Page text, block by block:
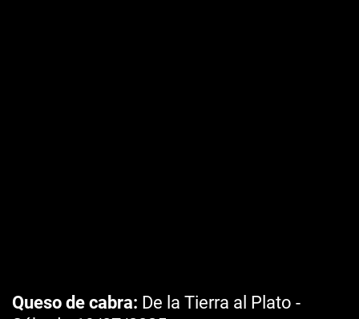
Queso de cabra De la Tierra al Plato -